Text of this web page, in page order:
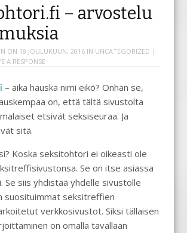
– arvostelu
ON 18 JOULUKUUN, 2016IN UNCATEGORIZED |
A RESPONSE
– aika hauska nimi eikö? Onhan se,
on, että tältä sivustolta
etsivät seksiseuraa. Ja
sitä.
Koska seksitohtori ei oikeasti ole
Se on itse asiassa
Se siis yhdistää yhdelle sivustolle
suosituimmat seksitreffien
verkkosivustot. Siksi tällaisen
on omalla tavallaan